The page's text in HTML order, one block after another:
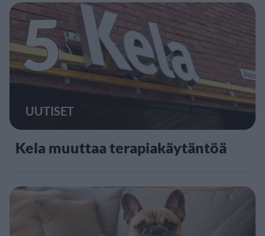
5
UUTISET
Kela muuttaa terapiakäytäntöä